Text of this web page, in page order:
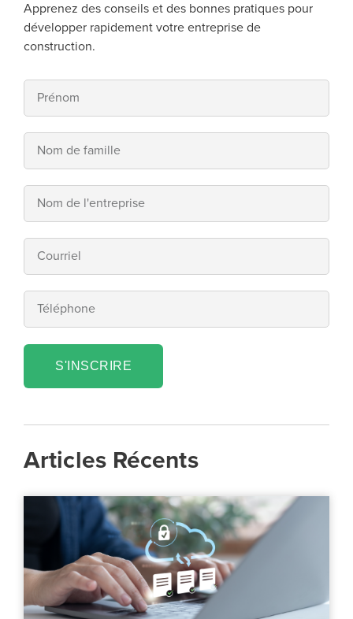
Apprenez des conseils et des bonnes pratiques pour
développer rapidement votre entreprise de
construction.
S'INSCRIRE
Articles Récents